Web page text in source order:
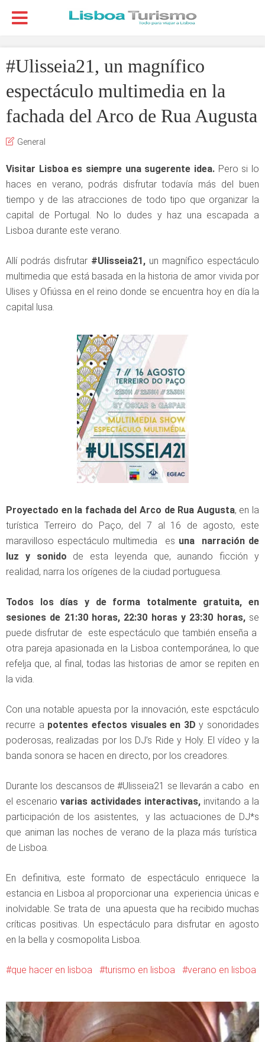
#Ulisseia21, un magnífico
espectáculo multimedia en la
fachada del Arco de Rua Augusta
General
Visitar Lisboa es siempre una sugerente idea. Pero si lo
haces en verano, podrás disfrutar todavía más del buen
tiempo y de las atracciones de todo tipo que organizar la
capital de Portugal. No lo dudes y haz una escapada a
Lisboa durante este verano.
Allí podrás disfrutar #Ulisseia21, un magnífico espectáculo
multimedia que está basada en la historia de amor vivida por
Ulises y Ofiússa en el reino donde se encuentra hoy en día la
capital lusa.
Proyectado en la fachada del Arco de Rua Augusta, en la
turística Terreiro do Paço, del 7 al 16 de agosto, este
maravilloso espectáculo multimedia es una narración de
luz y sonido de esta leyenda que, aunando ficción y
realidad, narra los orígenes de la ciudad portuguesa.
Todos los días y de forma totalmente gratuita, en
sesiones de 21:30 horas, 22:30 horas y 23:30 horas,se
puede disfrutar de este espectáculo que también enseña a
otra pareja apasionada en la Lisboa contemporánea, lo que
refelja que, al final, todas las historias de amor se repiten en
la vida.
Con una notable apuesta por la innovación, este espctáculo
recurre a potentes efectos visuales en 3D y sonoridades
poderosas, realizadas por los DJ’s Ride y Holy. El vídeo y la
banda sonora se hacen en directo, por los creadores.
Durante los descansos de #Ulisseia21 se llevarán a cabo en
el escenario varias actividades interactivas, invitando a la
participación de los asistentes, y las actuaciones de DJ*s
que animan las noches de verano de la plaza más turística
de Lisboa.
En definitiva, este formato de espectáculo enriquece la
estancia en Lisboa al proporcionar una experiencia únicas e
inolvidable. Se trata de una apuesta que ha recibido muchas
críticas positivas. Un espectáculo para disfrutar en agosto
en la bella y cosmopolita Lisboa.
que hacer en lisboa turismo en lisboa verano en lisboa